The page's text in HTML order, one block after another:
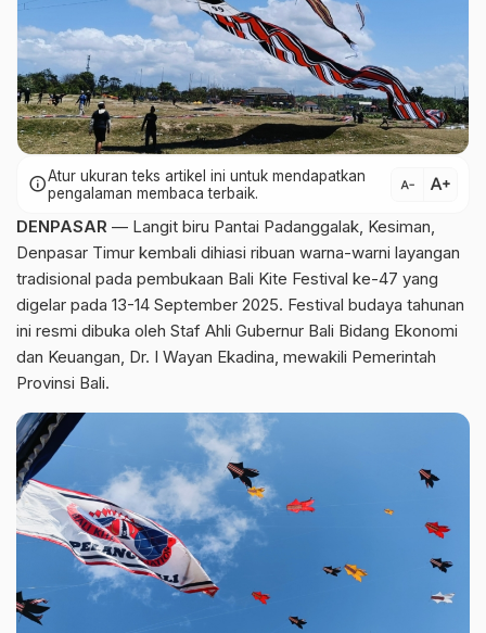
infoAtur ukuran teks artikel ini untuk mendapatkan
pengalaman membaca terbaik.
text_decrease text_increase
DENPASAR — Langit biru Pantai Padanggalak, Kesiman,
Denpasar Timur kembali dihiasi ribuan warna-warni layangan
tradisional pada pembukaan Bali Kite Festival ke-47 yang
digelar pada 13-14 September 2025. Festival budaya tahunan
ini resmi dibuka oleh Staf Ahli Gubernur Bali Bidang Ekonomi
dan Keuangan, Dr. I Wayan Ekadina, mewakili Pemerintah
Provinsi Bali.